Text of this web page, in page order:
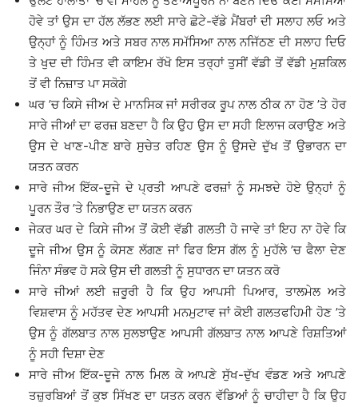
ਹੋਵੇ ਤਾਂ ਉਸ ਦਾ ਹੱਲ ਲੱਭਣ ਲਈ ਸਾਰੇ ਛੋਟੇ-ਵੱਡੇ ਮੈਂਬਰਾਂ ਦੀ ਸਲਾਹ ਲਓ ਅਤੇ
ਉਨ੍ਹਾਂ ਨੂੰ ਹਿੰਮਤ ਅਤੇ ਸਬਰ ਨਾਲ ਸਮੱਸਿਆ ਨਾਲ ਨਜਿੱਠਣ ਦੀ ਸਲਾਹ ਦਿਓ
ਤੇ ਖੁਦ ਦੀ ਹਿੰਮਤ ਵੀ ਕਾਇਮ ਰੱਖੋ ਇਸ ਤਰ੍ਹਾਂ ਤੁਸੀਂ ਵੱਡੀ ਤੋਂ ਵੱਡੀ ਮੁਸ਼ਕਿਲ
ਤੋਂ ਵੀ ਨਿਜ਼ਾਤ ਪਾ ਸਕੋਗੇ
ਘਰ ’ਚ ਕਿਸੇ ਜੀਅ ਦੇ ਮਾਨਸਿਕ ਜਾਂ ਸਰੀਰਕ ਰੂਪ ਨਾਲ ਠੀਕ ਨਾ ਹੋਣ ’ਤੇ ਹੋਰ
ਸਾਰੇ ਜੀਆਂ ਦਾ ਫਰਜ਼ ਬਣਦਾ ਹੈ ਕਿ ਉਹ ਉਸ ਦਾ ਸਹੀ ਇਲਾਜ ਕਰਾਉਣ ਅਤੇ
ਉਸ ਦੇ ਖਾਣ-ਪੀਣ ਬਾਰੇ ਸੁਚੇਤ ਰਹਿਣ ਉਸ ਨੂੰ ਉਸਦੇ ਦੁੱਖ ਤੋਂ ਉਭਾਰਨ ਦਾ
ਯਤਨ ਕਰਨ
ਸਾਰੇ ਜੀਅ ਇੱਕ-ਦੂਜੇ ਦੇ ਪ੍ਰਤੀ ਆਪਣੇ ਫਰਜ਼ਾਂ ਨੂੰ ਸਮਝਦੇ ਹੋਏ ਉਨ੍ਹਾਂ ਨੂੰ
ਪੂਰਨ ਤੌਰ ’ਤੇ ਨਿਭਾਉਣ ਦਾ ਯਤਨ ਕਰਨ
ਜੇਕਰ ਘਰ ਦੇ ਕਿਸੇ ਜੀਅ ਤੋਂ ਕੋਈ ਵੱਡੀ ਗਲਤੀ ਹੋ ਜਾਵੇ ਤਾਂ ਇਹ ਨਾ ਹੋਵੇ ਕਿ
ਦੂਜੇ ਜੀਅ ਉਸ ਨੂੰ ਕੋਸਣ ਲੱਗਣ ਜਾਂ ਫਿਰ ਇਸ ਗੱਲ ਨੂੰ ਮੁਹੱਲੇ ’ਚ ਫੈਲਾ ਦੇਣ
ਜਿੰਨਾ ਸੰਭਵ ਹੋ ਸਕੇ ਉਸ ਦੀ ਗਲਤੀ ਨੂੰ ਸੁਧਾਰਨ ਦਾ ਯਤਨ ਕਰੋ
ਸਾਰੇ ਜੀਆਂ ਲਈ ਜ਼ਰੂਰੀ ਹੈ ਕਿ ਉਹ ਆਪਸੀ ਪਿਆਰ, ਤਾਲਮੇਲ ਅਤੇ
ਵਿਸ਼ਵਾਸ ਨੂੰ ਮਹੱਤਵ ਦੇਣ ਆਪਸੀ ਮਨਮੁਟਾਵ ਜਾਂ ਕੋਈ ਗਲਤਫਹਿਮੀ ਹੋਣ ’ਤੇ
ਉਸ ਨੂੰ ਗੱਲਬਾਤ ਨਾਲ ਸੁਲਝਾਉਣ ਆਪਸੀ ਗੱਲਬਾਤ ਨਾਲ ਆਪਣੇ ਰਿਸ਼ਤਿਆਂ
ਨੂੰ ਸਹੀ ਦਿਸ਼ਾ ਦੇਣ
ਸਾਰੇ ਜੀਅ ਇੱਕ-ਦੂਜੇ ਨਾਲ ਮਿਲ ਕੇ ਆਪਣੇ ਸੁੱਖ-ਦੁੱਖ ਵੰਡਣ ਅਤੇ ਆਪਣੇ
ਤਜ਼ੁਰਬਿਆਂ ਤੋਂ ਕੁਝ ਸਿੱਖਣ ਦਾ ਯਤਨ ਕਰਨ ਵੱਡਿਆਂ ਨੂੰ ਚਾਹੀਦਾ ਹੈ ਕਿ ਉਹ